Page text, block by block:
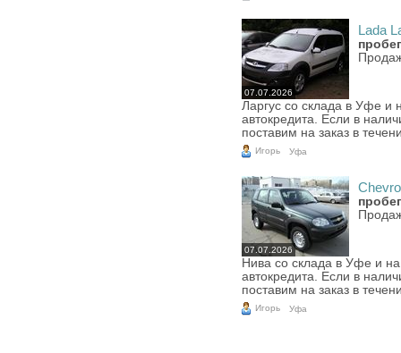
07.07.2026
Lada
Ларгус со склада в Уфе и
автокредита. Если в
поставим на заказ в
Игорь Уфа
07.07.2026
Нива со склада в Уфе и
автокредита. Если в
поставим на заказ в
Игорь Уфа